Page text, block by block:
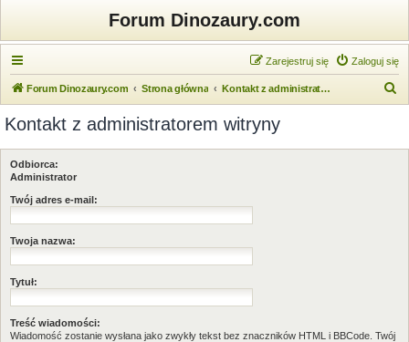
Forum Dinozaury.com
Zaloguj się
Zarejestruj się
Forum Dinozaury.com Strona główna Kontakt z administratorem witryny
k
Kontakt z administratorem witryny
Odbiorca:
Administrator
Twój adres e-mail:
Twoja nazwa:
Tytuł:
Treść wiadomości:
Wiadomość zostanie wysłana jako zwykły tekst bez znaczników HTML i BBCode. Twój